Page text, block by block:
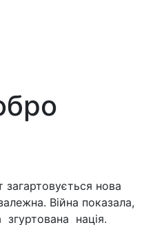
загартовується нова
Війна показала,
нація.